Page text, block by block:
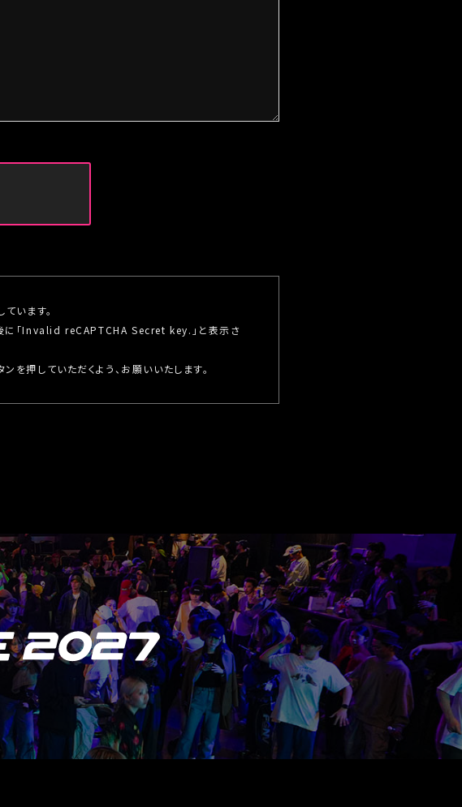
するため
がある場合であって、ご本人様の同意を得るこ
のために特に必要がある場合であって、ご本
とがあります。この場合、個人情報保護水準の
保持についての契約を交わし、適切な管理を実
は任意によるものです。 ただし、必要な項目を
提供できない場合があります。
求につきましては、下記窓口で受付けておりま
スマベース
contact
）
for participating in DANCEALIVE 2027.
います。
に「Invalid reCAPTCHA Secret key.」と表示さ
押していただくよう、お願いいたします。